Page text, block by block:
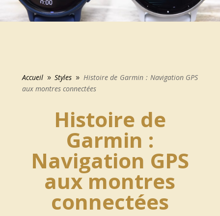
Accueil 9 Styles 9 Histoire de Garmin : Navigation GPS
aux montres connectées
Histoire de
Garmin :
Navigation GPS
aux montres
connectées